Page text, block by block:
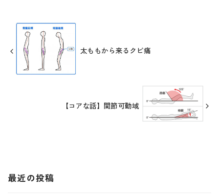
太ももから来るクビ痛
【コアな話】関節可動域
最近の投稿